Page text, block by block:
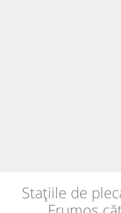
Stațiile de